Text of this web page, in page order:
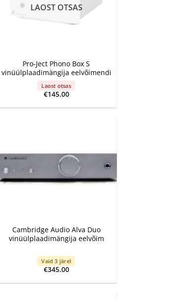
LAOST OTSAS
Pro-Ject Phono Box S
vinüülplaadimängija eelvõimendi
Laost otsas
€145.00
Cambridge Audio Alva Duo
vinüülplaadimängija eelvõim
Vaid 3 järel
€345.00